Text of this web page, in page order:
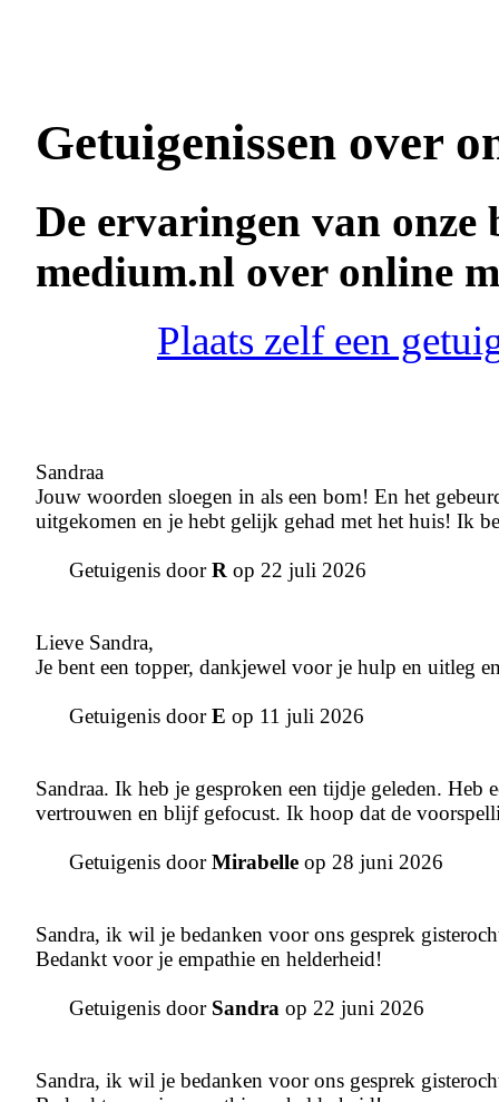
Getuigenissen over
De ervaringen van onze
medium.nl over online
Plaats zelf een
Sandraa
Jouw woorden sloegen in als een bom! En het
uitgekomen en je hebt gelijk gehad met het huis! Ik
Getuigenis doorR op 22 juli 2026
Lieve Sandra,
Je bent een topper, dankjewel voor je hulp en uitleg
Getuigenis doorE op 11 juli 2026
Sandraa. Ik heb je gesproken een tijdje geleden.
vertrouwen en blijf gefocust. Ik hoop dat de
Getuigenis doorMirabelle op 28 juni 2026
Sandra, ik wil je bedanken voor ons gesprek
Bedankt voor je empathie en helderheid!
Getuigenis door Sandra op 22 juni 2026
Sandra, ik wil je bedanken voor ons gesprek